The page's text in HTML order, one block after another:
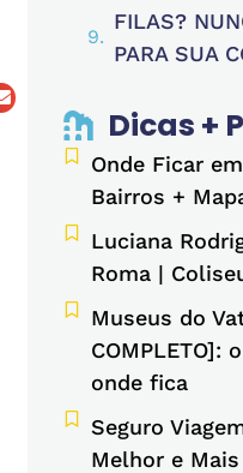
FILAS?
PARA SUA
Dicas +
Onde Ficar
Bairros +
Luciana
Roma |
Museus do
COMPLETO]:
onde fica
Seguro
Melhor e